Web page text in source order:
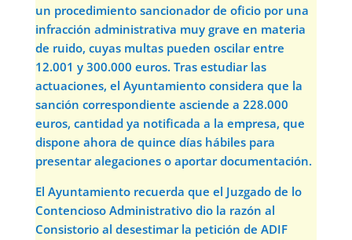
un procedimiento sancionador de oficio por una
infracción administrativa muy grave en materia
de ruido, cuyas multas pueden oscilar entre
12.001 y 300.000 euros. Tras estudiar las
actuaciones, el Ayuntamiento considera que la
sanción correspondiente asciende a 228.000
euros, cantidad ya notificada a la empresa, que
dispone ahora de quince días hábiles para
presentar alegaciones o aportar documentación.
El Ayuntamiento recuerda que el Juzgado de lo
Contencioso Administrativo dio la razón al
Consistorio al desestimar la petición de ADIF